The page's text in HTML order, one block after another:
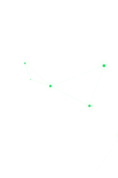
تنها یک فروشگاه
روی تخصص ما حساب
نمایید. با نیل